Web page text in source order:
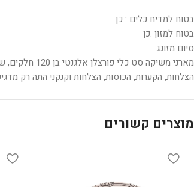
בטוח למדיח כלים : כן
בטוח למזון :כן
סיום מזוגג
מארני
הצלחות, הקערות, הכוסות, הצלחות וקנקני התה רק
מוצרים קשורים